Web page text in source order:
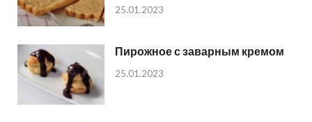
25.01.2023
Пирожное с заварным кремом
25.01.2023